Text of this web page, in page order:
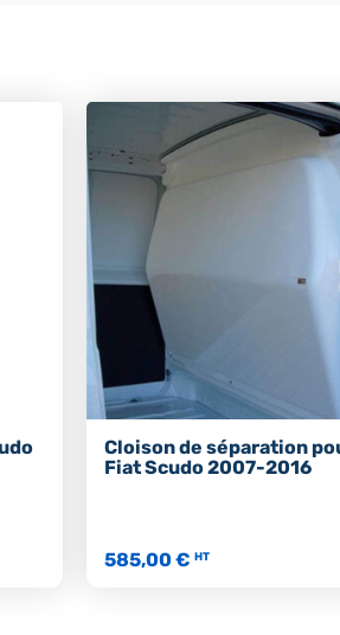
Cloison de séparation
Fiat Scudo 2007-2016
585,00 € HT